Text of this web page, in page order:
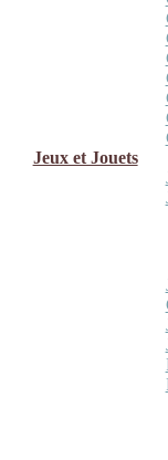
Jeux et Jouets